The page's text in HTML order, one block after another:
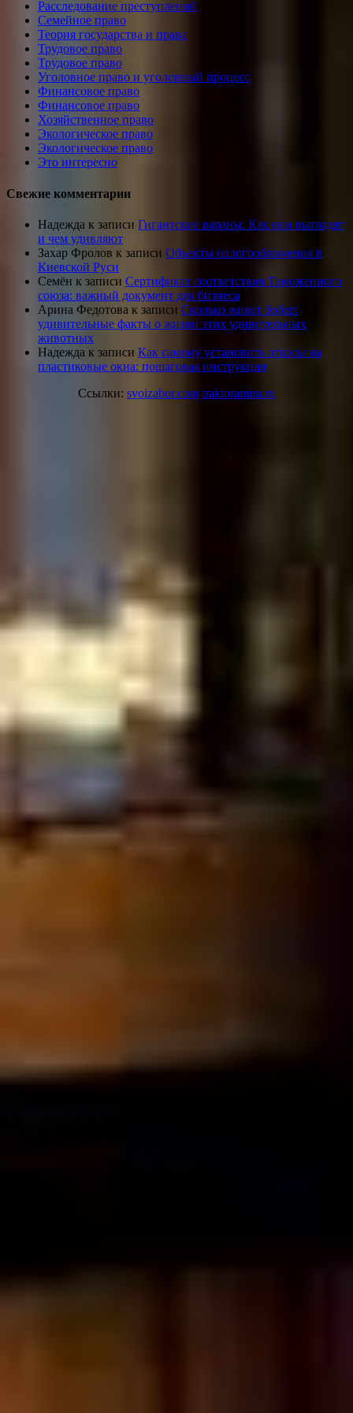
Расследование преступлений
Семейное право
Теория государства и права
Трудовое право
Трудовое право
Уголовное право и уголовный процесс
Финансовое право
Финансовое право
Хозяйственное право
Экологическое право
Экологическое право
Это интересно
Свежие комментарии
Надежда к записи Гигантские вараны: Как они выглядят
и чем удивляют
Захар Фролов к записи Объекты налогообложения в
Киевской Руси
Семён к записи Сертификат соответствия Таможенного
союза: важный документ для бизнеса
Арина Федотова к записи Сколько живет бобер:
удивительные факты о жизни этих удивительных
животных
Надежда к записи Как самому установить откосы на
пластиковые окна: пошаговая инструкция
Ссылки: svoizabor.com traktoramira.ru